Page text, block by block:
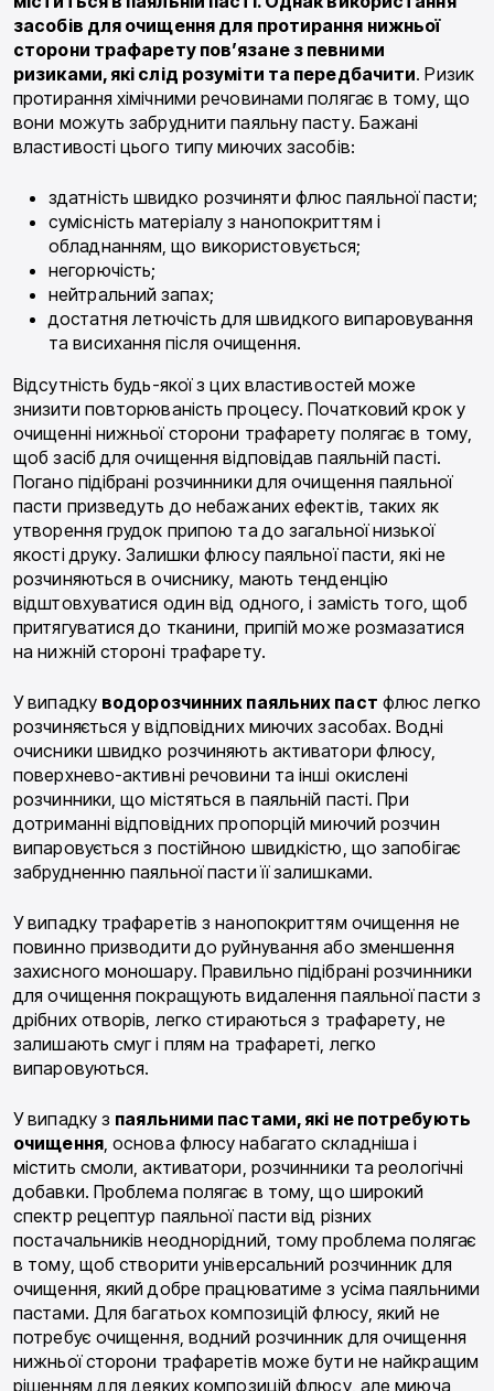
засобів для очищення для протирання нижньої
сторони трафарету пов’язане з певними
ризиками, які слід розуміти та передбачити. Ризик
протирання хімічними речовинами полягає в тому, що
вони можуть забруднити паяльну пасту. Бажані
властивості цього типу миючих засобів:
здатність швидко розчиняти флюс паяльної пасти;
сумісність матеріалу з нанопокриттям і
обладнанням, що використовується;
негорючість;
нейтральний запах;
достатня летючість для швидкого випаровування
та висихання після очищення.
Відсутність будь-якої з цих властивостей може
знизити повторюваність процесу. Початковий крок у
очищенні нижньої сторони трафарету полягає в тому,
щоб засіб для очищення відповідав паяльній пасті.
Погано підібрані розчинники для очищення паяльної
пасти призведуть до небажаних ефектів, таких як
утворення грудок припою та до загальної низької
якості друку. Залишки флюсу паяльної пасти, які не
розчиняються в очиснику, мають тенденцію
відштовхуватися один від одного, і замість того, щоб
притягуватися до тканини, припій може розмазатися
на нижній стороні трафарету.
У випадку водорозчинних паяльних паст флюс легко
розчиняється у відповідних миючих засобах. Водні
очисники швидко розчиняють активатори флюсу,
поверхнево-активні речовини та інші окислені
розчинники, що містяться в паяльній пасті. При
дотриманні відповідних пропорцій миючий розчин
випаровується з постійною швидкістю, що запобігає
забрудненню паяльної пасти її залишками.
У випадку трафаретів з нанопокриттям очищення не
повинно призводити до руйнування або зменшення
захисного моношару. Правильно підібрані розчинники
для очищення покращують видалення паяльної пасти з
дрібних отворів, легко стираються з трафарету, не
залишають смуг і плям на трафареті, легко
випаровуються.
У випадку з паяльними пастами, які не потребують
очищення, основа флюсу набагато складніша і
містить смоли, активатори, розчинники та реологічні
добавки. Проблема полягає в тому, що широкий
спектр рецептур паяльної пасти від різних
постачальників неоднорідний, тому проблема полягає
в тому, щоб створити універсальний розчинник для
очищення, який добре працюватиме з усіма паяльними
пастами. Для багатьох композицій флюсу, який не
потребує очищення, водний розчинник для очищення
нижньої сторони трафаретів може бути не найкращим
рішенням для деяких композицій флюсу, але миюча